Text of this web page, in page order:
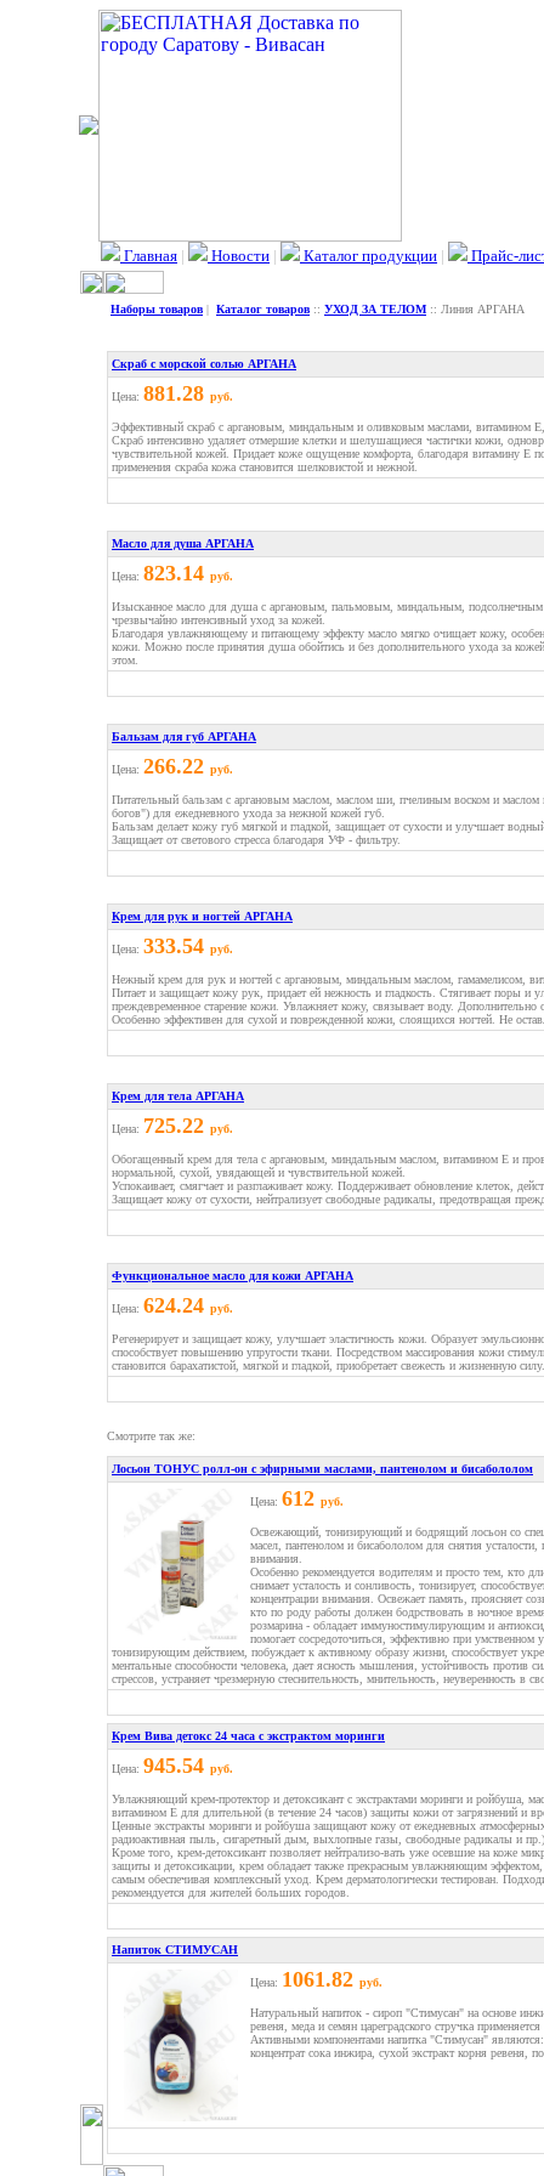
Главная | Новости | Каталог продукции | Прайс-
Наборы товаров | Каталог товаров :: УХОД ЗА ТЕЛОМ :: Линия АРГАНА
Скраб с морской солью АРГАНА
Цена: 881.28 руб.
Эффективный скраб с аргановым, миндальным и оливковым маслами, витамином
Скраб интенсивно удаляет отмершие клетки и шелушащиеся частички кожи,
чувствительной кожей. Придает коже ощущение комфорта, благодаря витамину Е
применения скраба кожа становится шелковистой и нежной.
Масло для душа АРГАНА
Цена: 823.14 руб.
Изысканное масло для душа с аргановым, пальмовым, миндальным, подсолнечным
чрезвычайно интенсивный уход за кожей.
Благодаря увлажняющему и питающему эффекту масло мягко очищает кожу,
кожи. Можно после принятия душа обойтись и без дополнительного ухода за
этом.
Бальзам для губ АРГАНА
Цена: 266.22 руб.
Питательный бальзам с аргановым маслом, маслом ши, пчелиным воском и
богов") для ежедневного ухода за нежной кожей губ.
Бальзам делает кожу губ мягкой и гладкой, защищает от сухости и улучшает
Защищает от светового стресса благодаря УФ - фильтру.
Крем для рук и ногтей АРГАНА
Цена: 333.54 руб.
Нежный крем для рук и ногтей с аргановым, миндальным маслом, гамамелисом,
Питает и защищает кожу рук, придает ей нежность и гладкость. Стягивает поры и
преждевременное старение кожи. Увлажняет кожу, связывает воду. Дополнительно
Особенно эффективен для сухой и поврежденной кожи, слоящихся ногтей. Не
Крем для тела АРГАНА
Цена: 725.22 руб.
Обогащенный крем для тела с аргановым, миндальным маслом, витамином Е и
нормальной, сухой, увядающей и чувствительной кожей.
Успокаивает, смягчает и разглаживает кожу. Поддерживает обновление клеток,
Защищает кожу от сухости, нейтрализует свободные радикалы, предотвращая
Функциональное масло для кожи АРГАНА
Цена: 624.24 руб.
Регенерирует и защищает кожу, улучшает эластичность кожи. Образует
способствует повышению упругости ткани. Посредством массирования кожи
становится барахатистой, мягкой и гладкой, приобретает свежесть и жизненную силу.
Смотрите так же:
Лосьон ТОНУС ролл-он с эфирными маслами, пантенолом и бисабололом
Цена: 612 руб.
Освежающий, тонизирующий и бодрящий лосьон со
масел, пантенолом и бисабололом для снятия
внимания.
Особенно рекомендуется водителям и просто тем, кто
снимает усталость и сонливость, тонизирует,
концентрации внимания. Освежает память, проясняет
кто по роду работы должен бодрствовать в ночное
розмарина - обладает иммуностимулирующим и
помогает сосредоточиться, эффективно при
тонизирующим действием, побуждает к активному образу жизни, способствует
ментальные способности человека, дает ясность мышления, устойчивость против
стрессов, устраняет чрезмерную стеснительность, мнительность, неуверенность в
Крем Вива детокс 24 часа с экстрактом моринги
Цена: 945.54 руб.
Увлажняющий крем-протектор и детоксикант с экстрактами моринги и ройбуша,
витамином Е для длительной (в течение 24 часов) защиты кожи от загрязнений и
Ценные экстракты моринги и ройбуша защищают кожу от ежедневных
радиоактивная пыль, сигаретный дым, выхлопные газы, свободные радикалы и
Кроме того, крем-детоксикант позволяет нейтрализо-вать уже осевшие на коже
защиты и детоксикации, крем обладает также прекрасным увлажняющим
самым обеспечивая комплексный уход. Крем дерматологически тестирован.
рекомендуется для жителей больших городов.
Напиток СТИМУСАН
Цена: 1061.82 руб.
Натуральный напиток - сироп "Стимусан" на основе
ревеня, меда и семян цареградского стручка
Активными компонентами напитка "Стимусан"
концентрат сока инжира, сухой экстракт корня ревеня,